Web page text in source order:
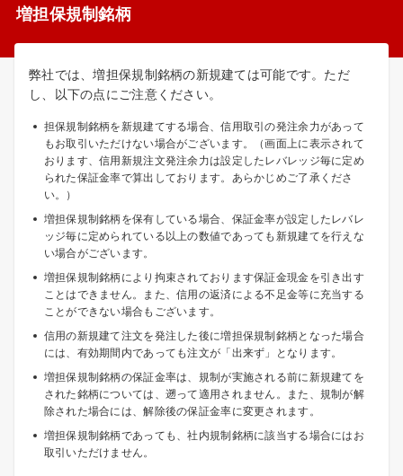
増担保規制銘柄
弊社では、増担保規制銘柄の新規建ては可能です。ただ
し、以下の点にご注意ください。
担保規制銘柄を新規建てする場合、信用取引の発注余力があって
もお取引いただけない場合がございます。（画面上に表示されて
おります、信用新規注文発注余力は設定したレバレッジ毎に定め
られた保証金率で算出しております。あらかじめご了承くださ
い。）
増担保規制銘柄を保有している場合、保証金率が設定したレバレ
ッジ毎に定められている以上の数値であっても新規建てを行えな
い場合がございます。
増担保規制銘柄により拘束されております保証金現金を引き出す
ことはできません。また、信用の返済による不足金等に充当する
ことができない場合もございます。
信用の新規建て注文を発注した後に増担保規制銘柄となった場合
には、有効期間内であっても注文が「出来ず」となります。
増担保規制銘柄の保証金率は、規制が実施される前に新規建てを
された銘柄については、遡って適用されません。また、規制が解
除された場合には、解除後の保証金率に変更されます。
増担保規制銘柄であっても、社内規制銘柄に該当する場合にはお
取引いただけません。